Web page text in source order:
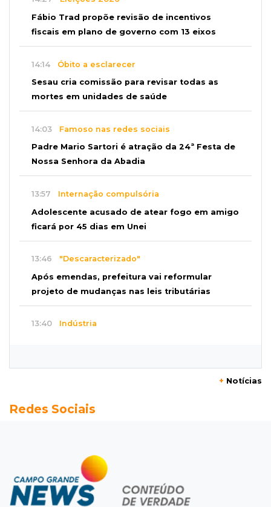
Fábio Trad propõe revisão de incentivos
fiscais em plano de governo com 13 eixos
14:14 Óbito a esclarecer
Sesau cria comissão para revisar todas as
mortes em unidades de saúde
14:03 Famoso nas redes sociais
Padre Mario Sartori é atração da 24ª Festa de
Nossa Senhora da Abadia
13:57 Internação compulsória
Adolescente acusado de atear fogo em amigo
ficará por 45 dias em Unei
13:46 "Descaracterizado"
Após emendas, prefeitura vai reformular
projeto de mudanças nas leis tributárias
13:40 Indústria
Um dia após matar companheira, homem se
Nova Ala
Hospital de Câncer inaugura 20 leitos de UTI e
amplia capacidade para pacientes
+ Notícias
Redes Sociais